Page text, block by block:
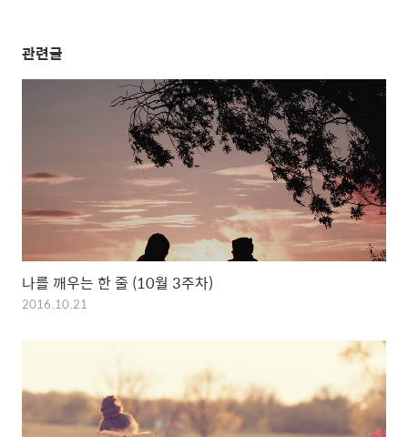
관련글
나를 깨우는 한 줄 (10월 3주차)
2016.10.21